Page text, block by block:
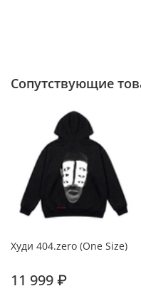
Сопутствующие
Худи 404.zero (One Size)
11 999 ₽